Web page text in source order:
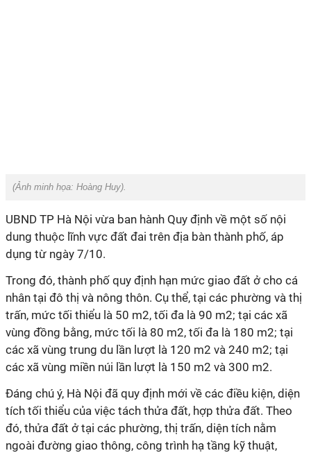
(Ảnh minh họa: Hoàng Huy).
UBND TP Hà Nội vừa ban hành Quy định về một số nội
dung thuộc lĩnh vực đất đai trên địa bàn thành phố, áp
dụng từ ngày 7/10.
Trong đó, thành phố quy định hạn mức giao đất ở cho cá
nhân tại đô thị và nông thôn. Cụ thể, tại các phường và thị
trấn, mức tối thiểu là 50 m2, tối đa là 90 m2; tại các xã
vùng đồng bằng, mức tối là 80 m2, tối đa là 180 m2; tại
các xã vùng trung du lần lượt là 120 m2 và 240 m2; tại
các xã vùng miền núi lần lượt là 150 m2 và 300 m2.
Đáng chú ý, Hà Nội đã quy định mới về các điều kiện, diện
tích tối thiểu của việc tách thửa đất, hợp thửa đất. Theo
đó, thửa đất ở tại các phường, thị trấn, diện tích nằm
ngoài đường giao thông, công trình hạ tầng kỹ thuật,